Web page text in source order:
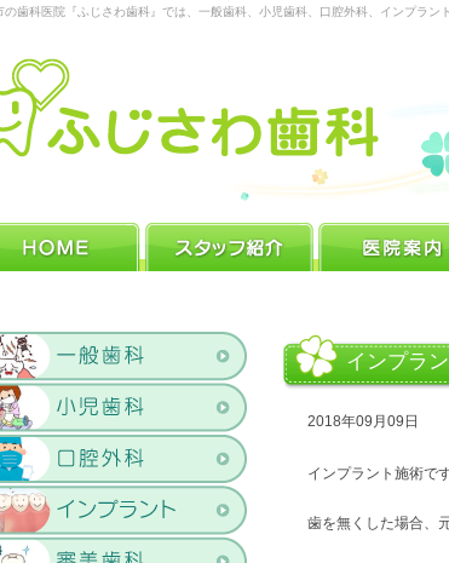
の歯科医院『ふじさわ歯科』では、一般歯科、小児歯科、口腔外科、インプラン
インプラ
2018年09月09日
インプラント施術です
歯を無くした場合、